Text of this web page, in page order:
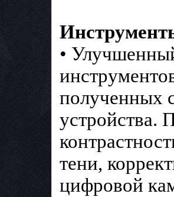
•
полученных
устройства.
тени,
цифровой